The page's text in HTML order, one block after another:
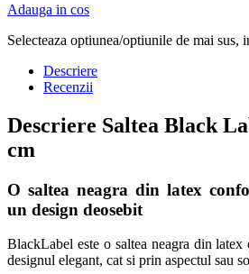
Adauga in cos
Selecteaza optiunea/optiunile de mai sus,
Descriere
Recenzii
Descriere Saltea Black
cm
O saltea neagra din latex
un design deosebit
BlackLabel este o saltea neagra din latex
designul elegant, cat si prin aspectul sau